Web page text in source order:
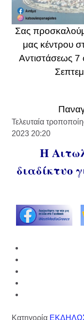
Σας
μας κέντρου
Αντιστάσεως 7
Τελευταία
2023 20:20
Η
διαδίκτυο
Κατηγορία